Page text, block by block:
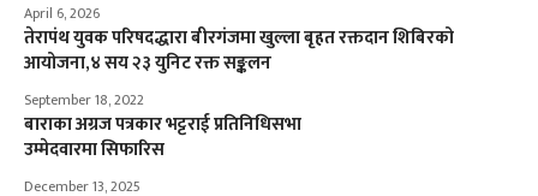
April 6, 2026
तेरापंथ युवक परिषदद्धारा बीरगंजमा खुल्ला बृहत रक्तदान शिबिरको
आयोजना,४ सय २३ युनिट रक्त सङ्कलन
September 18, 2022
बाराका अग्रज पत्रकार भट्टराई प्रतिनिधिसभा
उम्मेदवारमा सिफारिस
December 13, 2025